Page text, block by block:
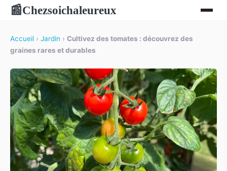
📰Chezsoichaleureux
Accueil › Jardin › Cultivez des tomates : découvrez des
graines rares et durables